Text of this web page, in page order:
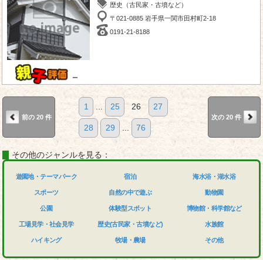
－
歴史（古民家・古墳など）
〒021-0885 岩手県一関市田村町2-18
0191-21-8188
前の 20 件
1 ... 25 26 27
28 29 ... 76
次の 20 件
その他のジャンルを見る：
遊園地・テーマパーク
スポーツ
公園
工場見学・社会見学
ハイキング
宿泊
自然の中で遊ぶ
体験型スポット
歴史(古民家・古墳など)
牧場・農場
海水浴・湖水浴
動物園
博物館・科学館など
水族館
その他